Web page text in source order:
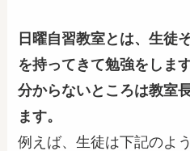
日曜自習教室とは、生徒
を持ってきて勉強をします
分からないところは教室
ます。
例えば、生徒は下記のよ